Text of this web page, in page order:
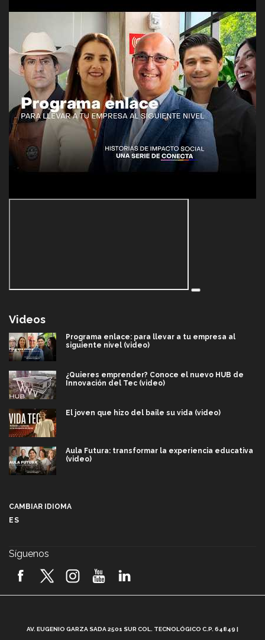
Videos
Programa enlace: para llevar a tu empresa al
siguiente nivel (video)
¿Quieres emprender? Conoce el nuevo HUB de
Innovación del Tec (video)
El joven que hizo del baile su vida (video)
Aula Futura: transformar la experiencia educativa
(video)
2026! (video)
CAMBIAR IDIOMA
ES
Síguenos
AV. EUGENIO GARZA SADA 2501 SUR COL. TECNOLÓGICO C.P. 64849 |